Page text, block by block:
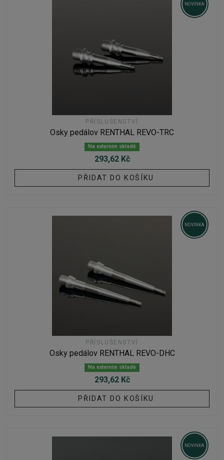
NOVINKA
PŘÍSLUŠENSTVÍ
Osky pedálov RENTHAL REVO-TRC
Na externím skladě
293,62 Kč
PŘIDAT DO KOŠÍKU
NOVINKA
PŘÍSLUŠENSTVÍ
Osky pedálov RENTHAL REVO-DHC
Na externím skladě
293,62 Kč
PŘIDAT DO KOŠÍKU
NOVINKA